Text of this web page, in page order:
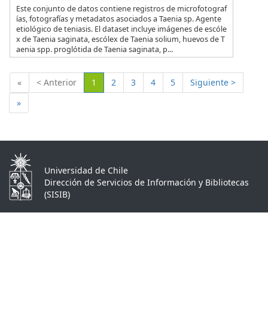
Este conjunto de datos contiene registros de microfotograf
ías, fotografías y metadatos asociados a Taenia sp. Agente
etiológico de teniasis. El dataset incluye imágenes de escóle
x de Taenia saginata, escólex de Taenia solium, huevos de T
aenia spp. proglótida de Taenia saginata, p...
« < Anterior 1 (Actual)
2 3 4 5
Siguiente >
»
Universidad de Chile
Dirección de Servicios de Información y Bibliotecas
(SISIB)